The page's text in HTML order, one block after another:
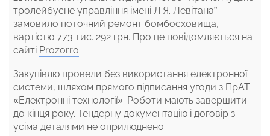
тролейбусне управління імені Л.Я. Левітана”
замовило поточний ремонт бомбосховища,
вартістю 773 тис. 292 грн. Про це повідомляється на
сайті Prozorro.
Закупівлю провели без використання електронної
системи, шляхом прямого підписання угоди з ПрАТ
«Електронні технології». Роботи мають завершити
до кінця року. Тендерну документацію і договір з
усіма деталями не оприлюднено.